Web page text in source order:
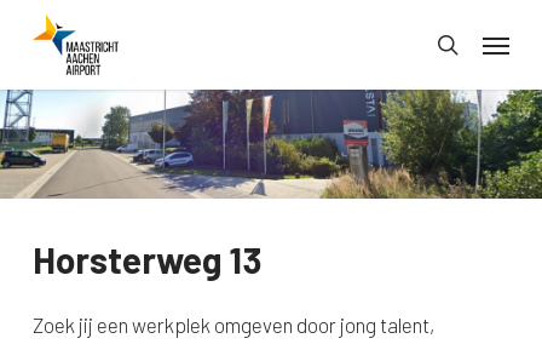
main
content
search
Menu
Horsterweg 13
Zoek jij een werkplek omgeven door jong talent,